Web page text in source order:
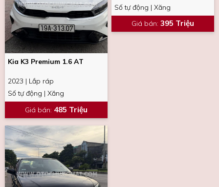
Kia K3 Premium 1.6 AT
2023 | Lắp ráp
Số tự động | Xăng
Giá bán: 485 Triệu
Số tự động | Xăng
Giá bán:395 Triệu